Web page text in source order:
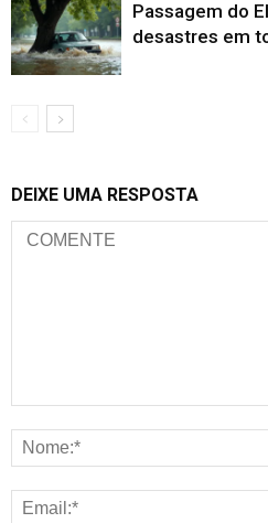
Passagem do
desastres em
DEIXE UMA RESPOSTA